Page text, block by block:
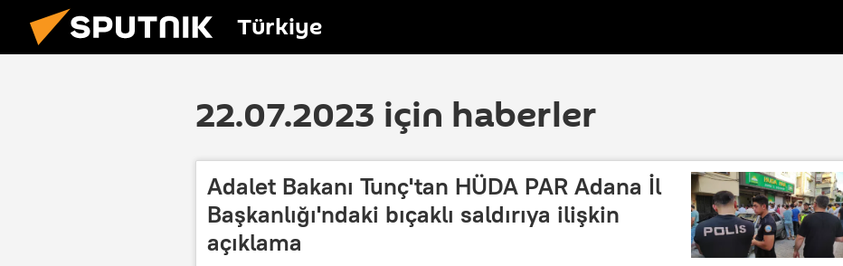
Türkiye
22.07.2023 için haberler
Adalet Bakanı Tunç'tan HÜDA PAR Adana İl
Başkanlığı'ndaki bıçaklı saldırıya ilişkin
açıklama